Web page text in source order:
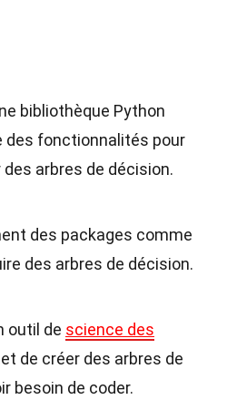
bibliothèque Python
des fonctionnalités pour
arbres de décision.
des packages comme
des arbres de décision.
outil de science des
de créer des arbres de
besoin de coder.